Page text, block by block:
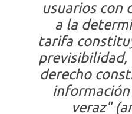
usuarios con
a la
tarifa
derecho
veraz"